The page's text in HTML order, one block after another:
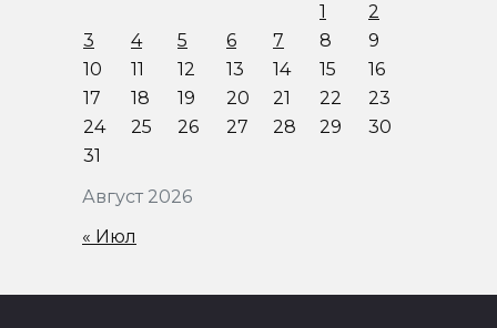
Август 2026
1
2
3
4 5 6 7 8
9
10
11 12 13 14 15
16
17
18 19 20 21 22
23
24
25 26 27 28 29
30
31
« Июл